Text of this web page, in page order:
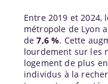
Entre 2019 et 2024,
métropole de Lyon
de7,6 %. Cette
lourdement sur les
logement de plus
individus à la